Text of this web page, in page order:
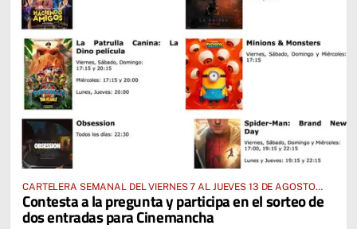
CARTELERA SEMANAL DEL VIERNES 7 AL JUEVES 13 DE AGOSTO
2026
Contesta a la pregunta y participa en el sorteo de
dos entradas para Cinemancha